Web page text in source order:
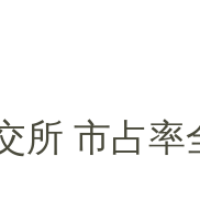
所 市占率